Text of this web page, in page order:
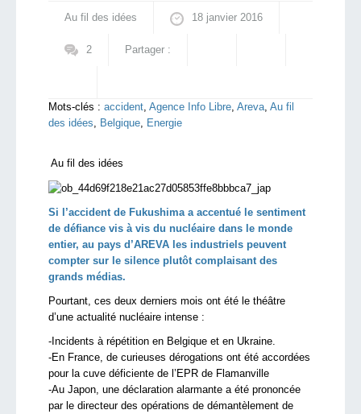
Au fil des idées 18 janvier 2016
2 Partager :
Mots-clés : accident, Agence Info Libre, Areva, Au fil
des idées, Belgique, Energie
Au fil des idées
Si l’accident de Fukushima a accentué le sentiment
de défiance vis à vis du nucléaire dans le monde
entier, au pays d’AREVA les industriels peuvent
compter sur le silence plutôt complaisant des
grands médias.
Pourtant, ces deux derniers mois ont été le théâtre
d’une actualité nucléaire intense :
-Incidents à répétition en Belgique et en Ukraine.
-En France, de curieuses dérogations ont été accordées
pour la cuve déficiente de l’EPR de Flamanville
-Au Japon, une déclaration alarmante a été prononcée
par le directeur des opérations de démantèlement de